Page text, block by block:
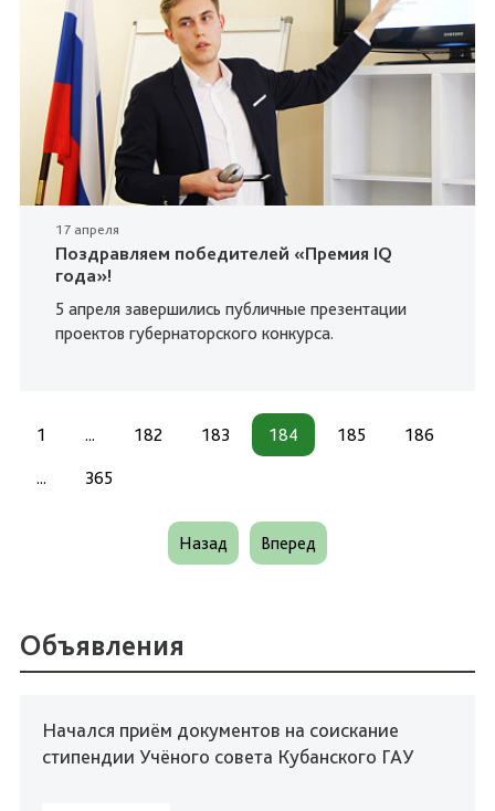
17 апреля
Поздравляем победителей «Премия IQ
года»!
5 апреля завершились публичные презентации
проектов губернаторского конкурса.
1 ... 182 183 184 185 186
... 365
Назад Вперед
Объявления
Начался приём документов на соискание
стипендии Учёного совета Кубанского ГАУ